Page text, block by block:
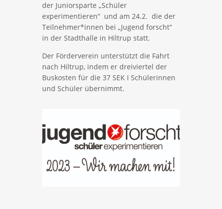
der Juniorsparte „Schüler
experimentieren“ und am 24.2. die der
Teilnehmer*innen bei „Jugend forscht“
in der Stadthalle in Hiltrup statt.
Der Förderverein unterstützt die Fahrt
nach Hiltrup, indem er dreiviertel der
Buskosten für die 37 SEK I Schülerinnen
und Schüler übernimmt.